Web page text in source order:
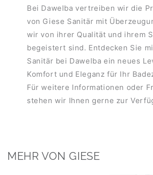
Bei Dawelba vertreiben wir die
von Giese Sanitär mit
wir von ihrer Qualität und ihrem
begeistert sind. Entdecken Sie
Sanitär bei Dawelba ein neues
Komfort und Eleganz für Ihr
Für weitere Informationen oder
stehen wir Ihnen gerne zur
MEHR VON GIESE